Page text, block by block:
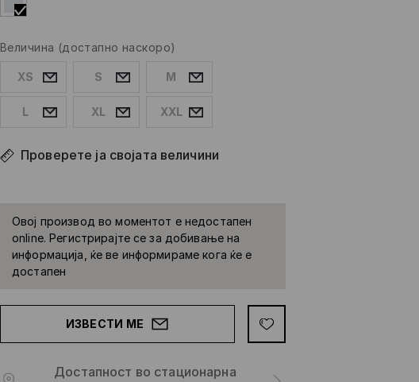
Величина (достапно наскоро)
XS S M
L XL XXL
Проверете ја својата величини
Овој производ во моментот е недостапен
online. Регистрирајте се за добивање на
информација, ќе ве информираме кога ќе е
достапен
ИЗВЕСТИ МЕ
Достапност во стационарна